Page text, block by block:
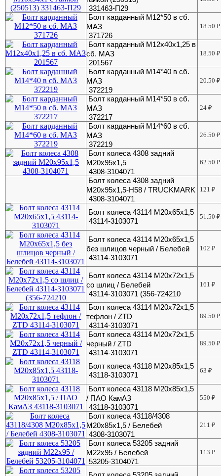
331463-П29
Болт карданный М12*50 в сб.
МАЗ
371726
18.50₽
Болт карданный М12х40х1,25 в
сб. МАЗ
201567
18.50₽
Болт карданный М14*40 в сб.
МАЗ
372219
20.50₽
Болт карданный М14*50 в сб.
МАЗ
372217
24₽
Болт карданный М14*60 в сб.
МАЗ
372219
26.50₽
Болт колеса 4308 задний
М20х95х1,5
4308-3104071
62.50₽
Болт колеса 4308 задний
М20х95х1,5-H58 / TRUCKMARK
4308-3104071
121₽
Болт колеса 43114 М20х65х1,5
43114-3103071
51.50₽
Болт колеса 43114 М20х65х1,5
без шлицов черный / Белебей
43114-3103071
102₽
Болт колеса 43114 М20х72х1,5
со шлиц / Белебей
43114-3103071 (356-724210
161₽
Болт колеса 43114 М20х72х1,5
тефлон / ZTD
43114-3103071
89.50₽
Болт колеса 43114 М20х72х1,5
черный / ZTD
43114-3103071
89.50₽
Болт колеса 43118 М20х85х1,5
43118-3103071
63₽
Болт колеса 43118 М20х85х1,5
/ ПАО КамАЗ
43118-3103071
550₽
Болт колеса 43118/4308
М20х85х1,5 / Белебей
4308-3103071
211₽
Болт колеса 53205 задний
М22х95 / Белебей
53205-3104071
113₽